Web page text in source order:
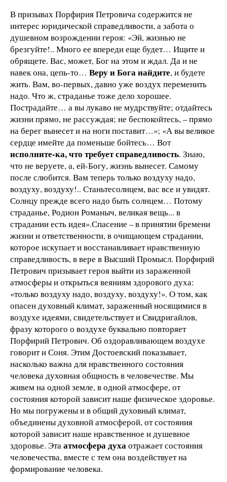
В призывах Порфирия Петровича содержится не
интерес юридической справедливости, а забота о
душевном возрождении героя: «Эй, жизнью не
брезгуйте!.. Много ее впереди еще будет… Ищите и
обрящете. Вас, может, Бог на этом и ждал. Да и не
навек она, цепь-то… Веру и Бога найдите, и будете
жить. Вам, во-первых, давно уже воздух переменить
надо. Что ж, страданье тоже дело хорошее.
Пострадайте… а вы лукаво не мудрствуйте; отдайтесь
жизни прямо, не рассуждая; не беспокойтесь, – прямо
на берег вынесет и на ноги поставит…»; «А вы великое
сердце имейте да поменьше бойтесь… Вот
исполните-ка, что требует справедливость. Знаю,
что не веруете, а, ей-Богу, жизнь вынесет. Самому
после слюбится. Вам теперь только воздуху надо,
воздуху, воздуху!.. Станьтесолнцем, вас все и увидят.
Солнцу прежде всего надо быть солнцем… Потому
страданье, Родион Романыч, великая вещь... в
страдании есть идея».Спасение – в принятии бремени
жизни и ответственности, в очищающем страдании,
которое искупает и восстанавливает нравственную
справедливость, в вере в Высший Промысл. Порфирий
Петрович призывает героя выйти из зараженной
атмосферы и открыться веяниям здорового духа:
«только воздуху надо, воздуху, воздуху!». О том, как
опасен духовный климат, зараженный носящимися в
воздухе идеями, свидетельствует и Свидригайлов,
фразу которого о воздухе буквально повторяет
Порфирий Петрович. Об оздоравливающем воздухе
говорит и Соня. Этим Достоевский показывает,
насколько важна для нравственного состояния
человека духовная общность в человечестве. Мы
живем на одной земле, в одной атмосфере, от
состояния которой зависит наше физическое здоровье.
Но мы погружены и в общий духовный климат,
объединены духовной атмосферой, от состояния
которой зависит наше нравственное и душевное
здоровье. Этаатмосфера духаотражает состояния
человечества, вместе с тем она воздействует на
формирование человека.